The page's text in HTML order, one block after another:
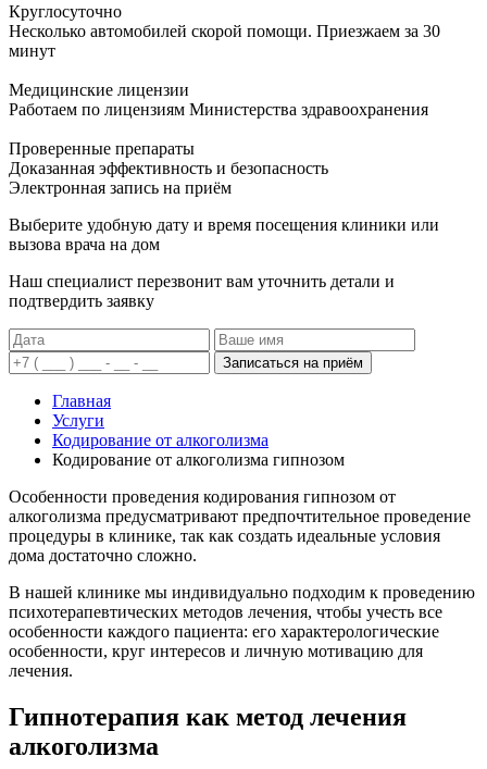
Круглосуточно
Несколько автомобилей скорой помощи. Приезжаем за 30
минут
Медицинские лицензии
Работаем по лицензиям Министерства здравоохранения
Проверенные препараты
Доказанная эффективность и безопасность
Электронная запись на приём
Выберите удобную дату и время посещения клиники или
вызова врача на дом
Наш специалист перезвонит вам уточнить детали и
подтвердить заявку
Записаться на приём
Главная
Услуги
Кодирование от алкоголизма
Кодирование от алкоголизма гипнозом
Особенности проведения кодирования гипнозом от
алкоголизма предусматривают предпочтительное проведение
процедуры в клинике, так как создать идеальные условия
дома достаточно сложно.
В нашей клинике мы индивидуально подходим к проведению
психотерапевтических методов лечения, чтобы учесть все
особенности каждого пациента: его характерологические
особенности, круг интересов и личную мотивацию для
лечения.
Гипнотерапия как метод лечения
алкоголизма